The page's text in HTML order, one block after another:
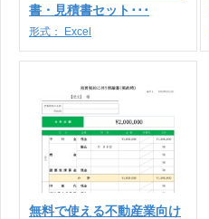
書・見積書セット･･･
形式： Excel
無料で使える不動産業向け